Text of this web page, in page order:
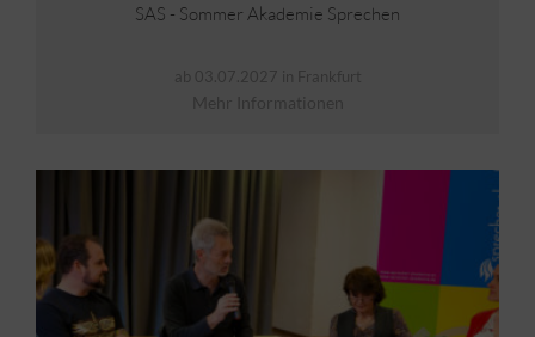
SAS - Sommer Akademie Sprechen
ab 03.07.2027 in Frankfurt
Mehr Informationen